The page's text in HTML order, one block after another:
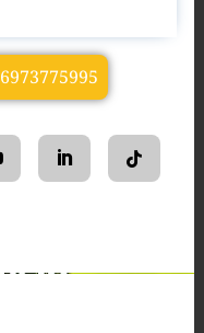
6973775995